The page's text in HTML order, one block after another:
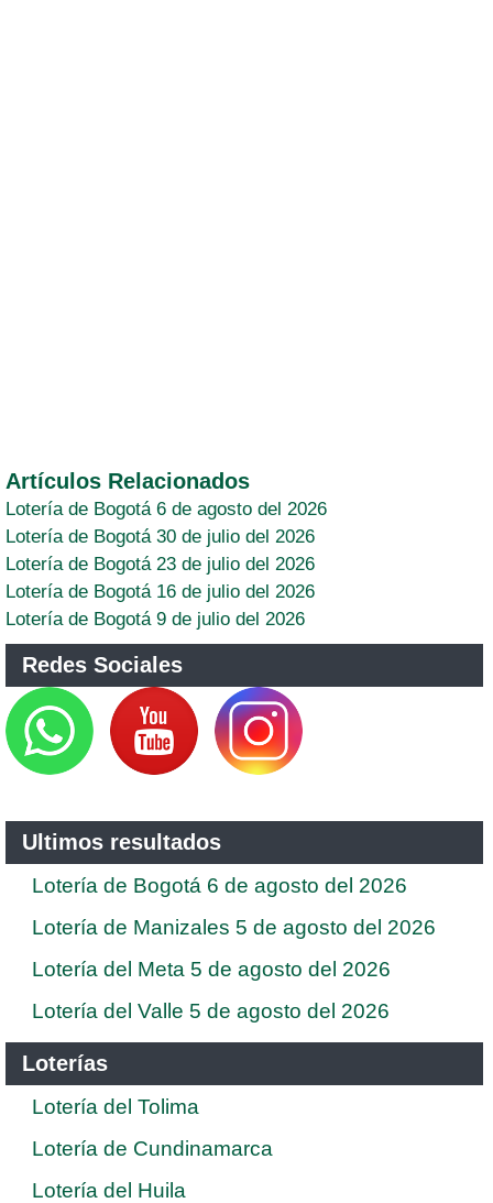
Artículos Relacionados
Lotería de Bogotá 6 de agosto del 2026
Lotería de Bogotá 30 de julio del 2026
Lotería de Bogotá 23 de julio del 2026
Lotería de Bogotá 16 de julio del 2026
Lotería de Bogotá 9 de julio del 2026
Redes Sociales
Ultimos resultados
Lotería de Bogotá 6 de agosto del 2026
Lotería de Manizales 5 de agosto del 2026
Lotería del Meta 5 de agosto del 2026
Lotería del Valle 5 de agosto del 2026
Loterías
Lotería del Tolima
Lotería de Cundinamarca
Lotería del Huila